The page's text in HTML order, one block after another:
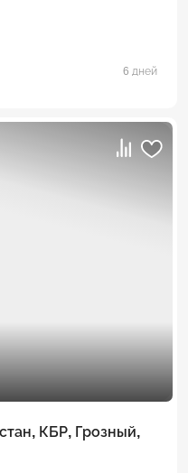
6 дней
КБР, Грозный,